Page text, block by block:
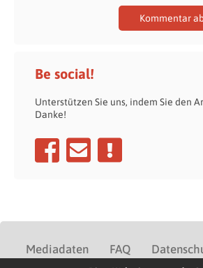
Be social!
Unterstützen Sie uns, indem Sie den
Danke!
Mediadaten FAQ